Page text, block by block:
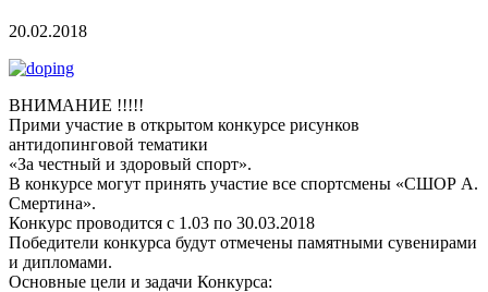
20.02.2018
ВНИМАНИЕ !!!!!
Прими участие в открытом конкурсе рисунков
антидопинговой тематики
«За честный и здоровый спорт».
В конкурсе могут принять участие все спортсмены «СШОР А.
Смертина».
Конкурс проводится с 1.03 по 30.03.2018
Победители конкурса будут отмечены памятными сувенирами
и дипломами.
Основные цели и задачи Конкурса: